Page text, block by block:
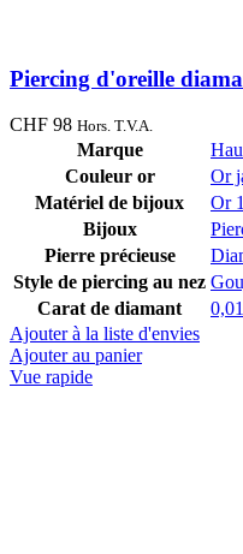
Piercing d'oreille
CHF 98 Hors. T.V.A.
Marque
Couleur or
Or
Matériel de bijoux
Or
Bijoux
Pierre précieuse
Style de piercing au nez
Carat de diamant
Ajouter à la liste d'envies
Ajouter au panier
Vue rapide